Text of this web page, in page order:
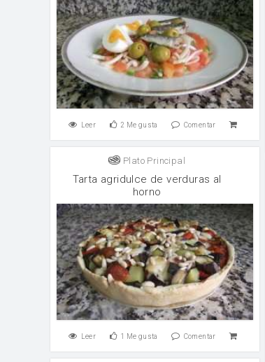
Leer 2 Me gusta Comentar
Plato Principal
Tarta agridulce de verduras al
horno
Leer 1 Me gusta Comentar